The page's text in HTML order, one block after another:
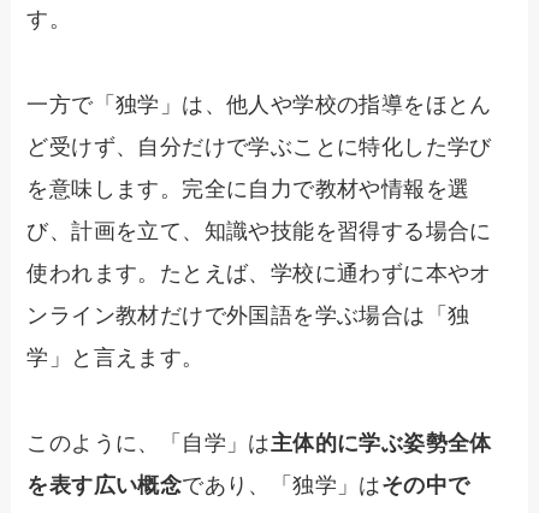
す。
一方で「独学」は、他人や学校の指導をほとん
ど受けず、自分だけで学ぶことに特化した学び
を意味します。完全に自力で教材や情報を選
び、計画を立て、知識や技能を習得する場合に
使われます。たとえば、学校に通わずに本やオ
ンライン教材だけで外国語を学ぶ場合は「独
学」と言えます。
このように、「自学」は主体的に学ぶ姿勢全体
を表す広い概念であり、「独学」はその中で